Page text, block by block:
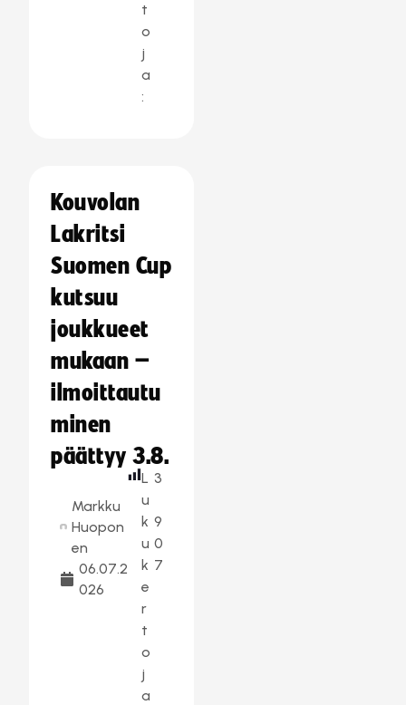
t
o
j
a
:
Kouvolan
Lakritsi
Suomen Cup
kutsuu
joukkueet
mukaan –
ilmoittautu
minen
päättyy 3.8.
Markku
Huopon
en
06.07.2
026
L
u
k
u
k
e
r
t
o
j
a
3
9
0
7